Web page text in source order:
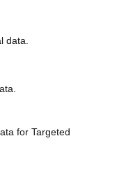
data.
for Targeted
διαβάζει το
ακριβώς από το
Chrome,